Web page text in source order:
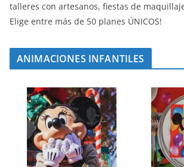
talleres con artesanos, fiestas de
Elige entre más de 50 planes ÚNICOS!
ANIMACIONES INFANTILES